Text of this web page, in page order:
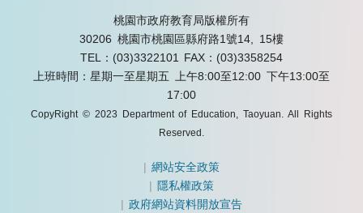
桃園市政府教育局版權所有
30206 桃園市桃園區縣府路1號14, 15樓
TEL：(03)3322101
FAX：(03)3358254
上班時間：星期一至星期五 上午8:00至12:00 下午13:00至
17:00
CopyRight © 2023 Department of Education, Taoyuan. All Rights
Reserved.
|網站安全政策
| 隱私權政策
|政府網站資料開放宣告